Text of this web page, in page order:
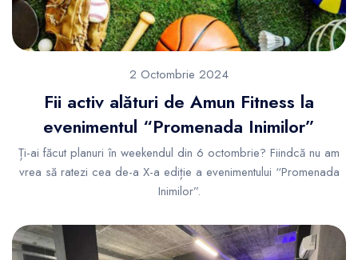
2 Octombrie 2024
Fii activ alături de Amun Fitness la
evenimentul “Promenada Inimilor”
Ți-ai făcut planuri în weekendul din 6 octombrie? Fiindcă nu am
vrea să ratezi cea de-a X-a ediție a evenimentului “Promenada
Inimilor”.